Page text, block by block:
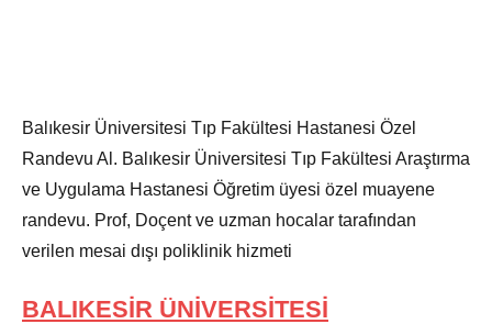
Balıkesir Üniversitesi Tıp Fakültesi Hastanesi Özel
Randevu Al. Balıkesir Üniversitesi Tıp Fakültesi Araştırma
ve Uygulama Hastanesi Öğretim üyesi özel muayene
randevu. Prof, Doçent ve uzman hocalar tarafından
verilen mesai dışı poliklinik hizmeti
BALIKESİR ÜNİVERSİTESİ